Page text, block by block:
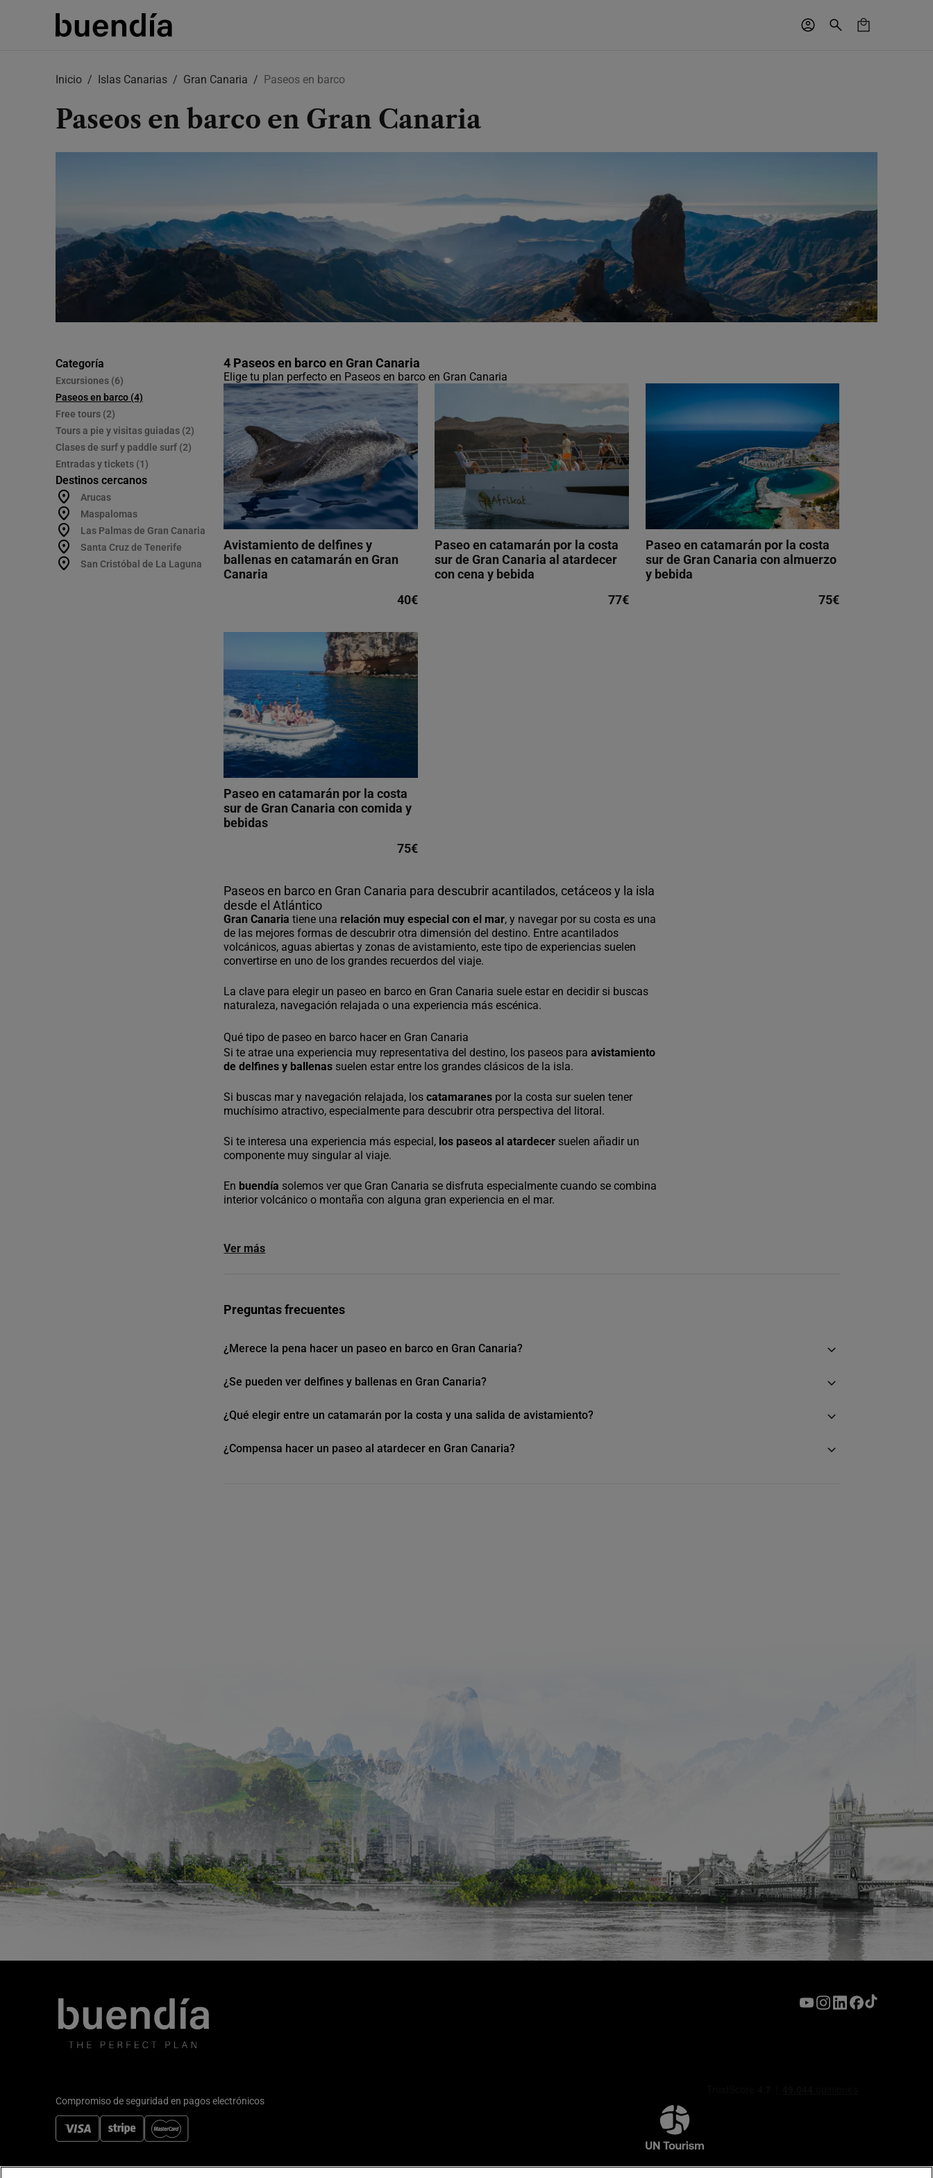
Inicio Islas Canarias Gran Canaria Paseos en barco
Paseos en barco en Gran Canaria
Categoría
Excursiones (6)
Paseos en barco (4)
Free tours (2)
Tours a pie y visitas guiadas (2)
Clases de surf y paddle surf (2)
Entradas y tickets (1)
Destinos cercanos
Arucas
Maspalomas
Las Palmas de Gran Canaria
Santa Cruz de Tenerife
San Cristóbal de La Laguna
4 Paseos en barco en Gran Canaria
Elige tu plan perfecto en Paseos en barco en Gran Canaria
Avistamiento de delfines y
ballenas en catamarán en Gran
Canaria
40€
Paseo en catamarán por la costa
sur de Gran Canaria al atardecer
con cena y bebida
77€
Paseo en catamarán por la costa
sur de Gran Canaria con almuerzo
y bebida
75€
Paseo en catamarán por la costa
sur de Gran Canaria con comida y
bebidas
75€
Paseos en barco en Gran Canaria para descubrir acantilados, cetáceos y la isla
desde el Atlántico
Gran Canaria tiene una relación muy especial con el mar, y navegar por su costa es una
de las mejores formas de descubrir otra dimensión del destino. Entre acantilados
volcánicos, aguas abiertas y zonas de avistamiento, este tipo de experiencias suelen
convertirse en uno de los grandes recuerdos del viaje.
La clave para elegir un paseo en barco en Gran Canaria suele estar en decidir si buscas
naturaleza, navegación relajada o una experiencia más escénica.
Qué tipo de paseo en barco hacer en Gran Canaria
Si te atrae una experiencia muy representativa del destino, los paseos paraavistamiento
de delfines y ballenas suelen estar entre los grandes clásicos de la isla.
Si buscas mar y navegación relajada, loscatamaranes por la costa sur suelen tener
muchísimo atractivo, especialmente para descubrir otra perspectiva del litoral.
Si te interesa una experiencia más especial, los paseos al atardecer suelen añadir un
componente muy singular al viaje.
En buendía solemos ver que Gran Canaria se disfruta especialmente cuando se combina
interior volcánico o montaña con alguna gran experiencia en el mar.
Ver más
Preguntas frecuentes
¿Merece la pena hacer un paseo en barco en Gran Canaria?
¿Se pueden ver delfines y ballenas en Gran Canaria?
¿Qué elegir entre un catamarán por la costa y una salida de avistamiento?
¿Compensa hacer un paseo al atardecer en Gran Canaria?
Compromiso de seguridad en pagos electrónicos